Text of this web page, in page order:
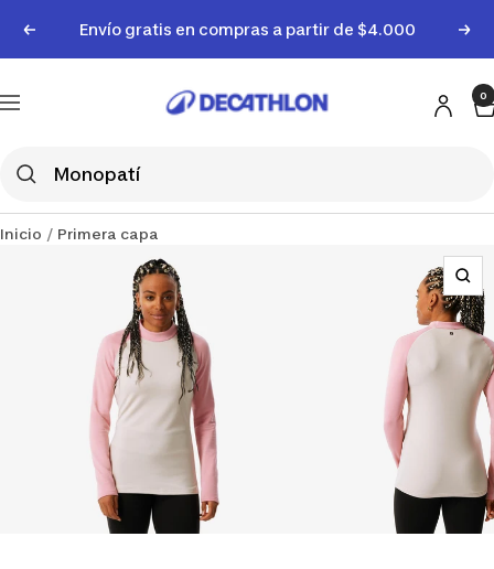
AnteriorEnvío gratis en compras a partir de $4.000
Navigación
Uruguay
0
Inicio Primera capa